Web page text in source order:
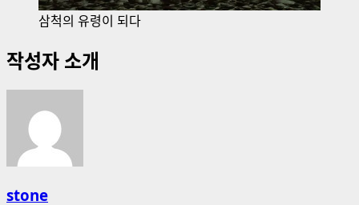
삼척의 유령이 되다
작성자 소개
stone